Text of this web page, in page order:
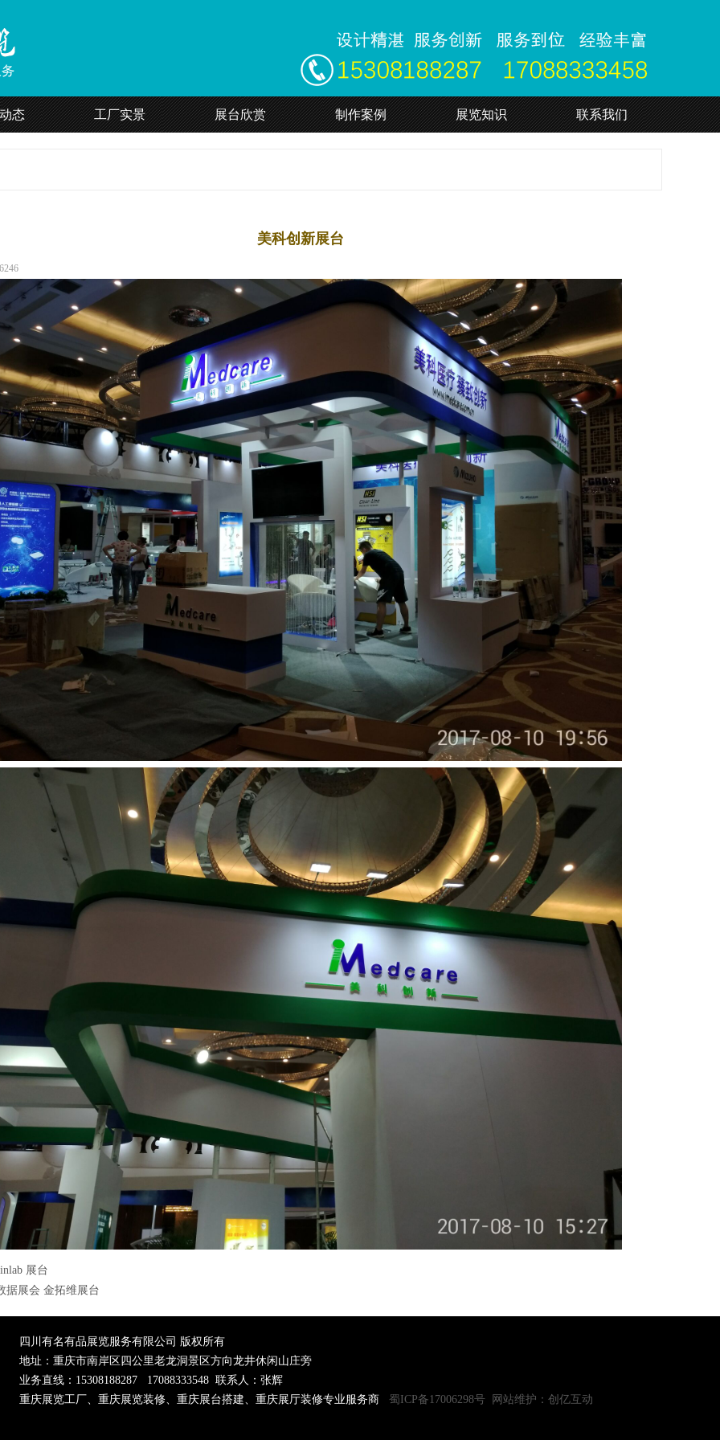
态 工厂实景 展台欣赏 制作案例 展览知识 联系我们
美科创新展台
展台
据展会 金拓维展台
四川有名有品展览服务有限公司 版权所有
地址：重庆市南岸区四公里老龙洞景区方向龙井休闲山庄旁
业务直线：15308188287 17088333548 联系人：张辉
重庆展览工厂、重庆展览装修、重庆展台搭建、重庆展厅装修专业服务商 蜀ICP备17006298号 网站维护：创亿互动